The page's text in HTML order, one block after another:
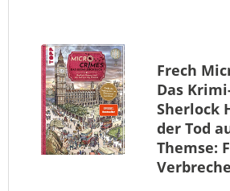
Frech
Das
Sherlock
der Tod
Themse: